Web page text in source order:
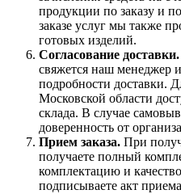
продукции по заказу и
заказе услуг мы также
готовых изделий.
Согласование доставки.
свяжется наш менеджер
подробности доставки.
Московской области
склада. В случае
доверенность от
Прием заказа. При
получаете полный
комплектацию и
подписываете акт